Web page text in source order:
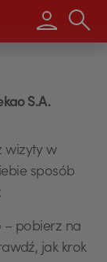
Wpisz
S.A.
wizyty w
sposób
– pobierz na
jak krok